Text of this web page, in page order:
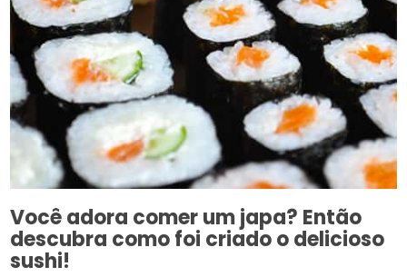
Você adora comer um japa? Então
descubra como foi criado o delicioso
sushi!